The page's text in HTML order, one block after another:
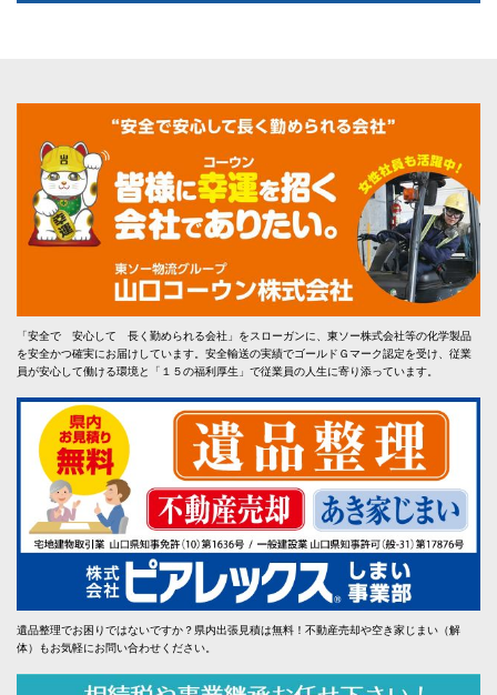
「安全で 安心して 長く勤められる会社」をスローガンに、東ソー株式会社等の化学製品
を安全かつ確実にお届けしています。安全輸送の実績でゴールドＧマーク認定を受け、従業
員が安心して働ける環境と「１５の福利厚生」で従業員の人生に寄り添っています。
遺品整理でお困りではないですか？県内出張見積は無料！不動産売却や空き家じまい（解
体）もお気軽にお問い合わせください。